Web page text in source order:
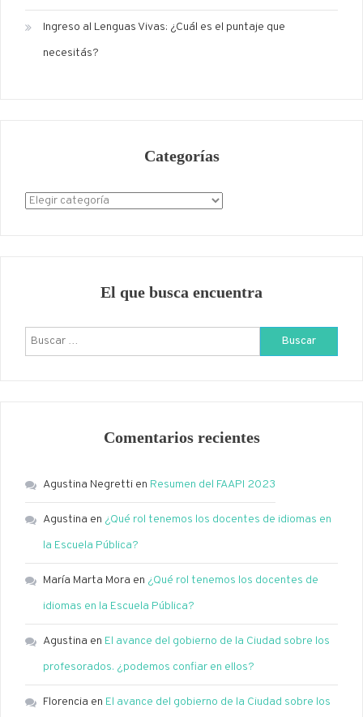
Ingreso al Lenguas Vivas: ¿Cuál es el puntaje que
necesitás?
Categorías
Categorías
El que busca encuentra
Buscar:
Comentarios recientes
Agustina Negretti en Resumen del FAAPI 2023
Agustina en ¿Qué rol tenemos los docentes de idiomas en
la Escuela Pública?
María Marta Mora en ¿Qué rol tenemos los docentes de
idiomas en la Escuela Pública?
Agustina en El avance del gobierno de la Ciudad sobre los
profesorados. ¿podemos confiar en ellos?
Florencia en El avance del gobierno de la Ciudad sobre los